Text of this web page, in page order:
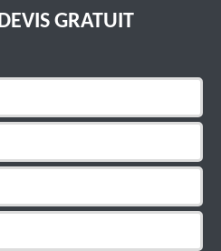
DEVIS GRATUIT